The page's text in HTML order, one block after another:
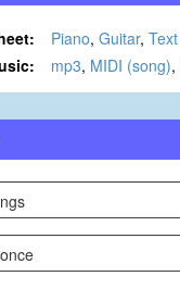
Piano, Guitar, Text
mp3, MIDI (song),